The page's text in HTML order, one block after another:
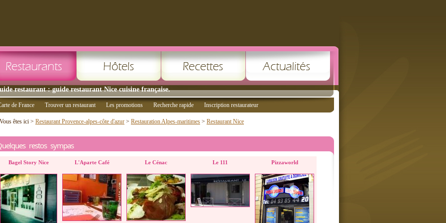
restaurant : guide restaurant Nice cuisine française.
de France Trouver un restaurant Les promotions Recherche rapide Inscription restaurateur
Vous êtes ici > Restaurant Provence-alpes-côte d'azur > Restauration Alpes-maritimes > Restaurant Nice
restos sympas
Bagel Story Nice L'Aparte Café Le Cénac Le 111 Pizzaworld